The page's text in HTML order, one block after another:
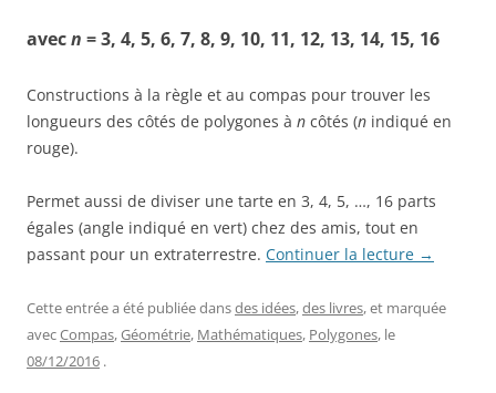
avecn = 3, 4, 5, 6, 7, 8, 9, 10, 11, 12, 13, 14, 15, 16
Constructions à la règle et au compas pour trouver les
longueurs des côtés de polygones à n côtés (n indiqué en
rouge).
Permet aussi de diviser une tarte en 3, 4, 5, …, 16 parts
égales (angle indiqué en vert) chez des amis, tout en
passant pour un extraterrestre. Continuer la lecture →
Cette entrée a été publiée dansdes idées,des livres, et marquée
avecCompas,Géométrie, Mathématiques, Polygones, le
08/12/2016 .